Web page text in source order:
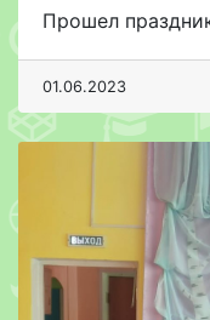
Прошел
01.06.2023